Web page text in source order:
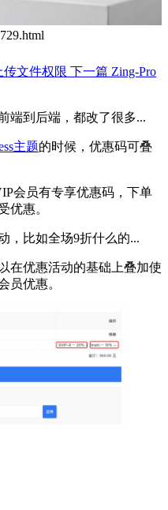
传文件权限 下一篇 Zing-Pro
端到后端，都改了很多...
主题的时候，优惠码可叠
会员有专享优惠码，下单
优惠。
，比如全场9折什么的...
在优惠活动的基础上叠加使
员优惠。